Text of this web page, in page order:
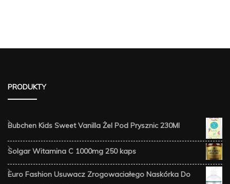
PRODUKTY
Bubchen Kids Sweet Vanilla Żel Pod Prysznic 230Ml
Solgar Witamina C 1000mg 250 kaps
Euro Fashion Usuwacz Zrogowaciałego Naskórka Do